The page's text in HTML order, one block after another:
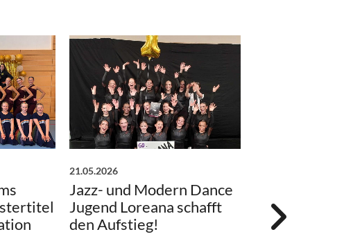
21.05.2026
Jazz- und Modern Dance
Jugend Loreana schafft
den Aufstieg!
Aufstieg in
Unsere Jazz-